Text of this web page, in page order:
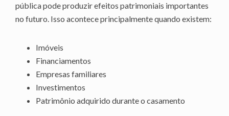
pública pode produzir efeitos patrimoniais importantes
no futuro. Isso acontece principalmente quando existem:
Imóveis
Financiamentos
Empresas familiares
Investimentos
Patrimônio adquirido durante o casamento